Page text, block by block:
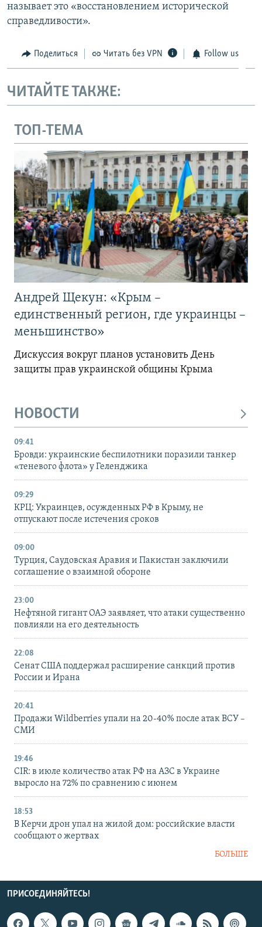
называет это «восстановлением исторической
справедливости».
Поделиться Читать без VPN Follow us
ЧИТАЙТЕ ТАКЖЕ:
ТОП-ТЕМА
Андрей Щекун: «Крым –
единственный регион, где украинцы –
меньшинство»
Дискуссия вокруг планов установить День
защиты прав украинской общины Крыма
НОВОСТИ
09:41
Бровди: украинские беспилотники поразили танкер
«теневого флота» у Геленджика
09:29
КРЦ: Украинцев, осужденных РФ в Крыму, не
отпускают после истечения сроков
09:00
Турция, Саудовская Аравия и Пакистан заключили
соглашение о взаимной обороне
23:00
Нефтяной гигант ОАЭ заявляет, что атаки существенно
повлияли на его деятельность
22:08
Сенат США поддержал расширение санкций против
России и Ирана
20:41
Продажи Wildberries упали на 20-40% после атак ВСУ –
СМИ
19:46
CIR: в июле количество атак РФ на АЗС в Украине
выросло на 72% по сравнению с июнем
18:53
В Керчи дрон упал на жилой дом: российские власти
сообщают о жертвах
БОЛЬШЕ
ПРИСОЕДИНЯЙТЕСЬ!